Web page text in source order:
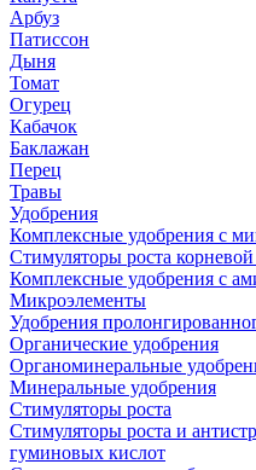
Арбуз
Патиссон
Дыня
Томат
Огурец
Кабачок
Баклажан
Перец
Травы
Удобрения
Комплексные удобрения с
Стимуляторы роста
Комплексные удобрения с
Микроэлементы
Удобрения
Органические удобрения
Органоминеральные
Минеральные удобрения
Стимуляторы роста
Стимуляторы роста и
гуминовых кислот